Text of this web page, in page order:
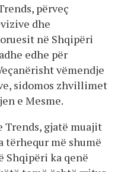
përveç
dhe
në Shqipëri
edhe për
vëmendje
sidomos zhvillimet
e Mesme.
Trends, gjatë muajit
tërhequr më shumë
Shqipëri ka qenë